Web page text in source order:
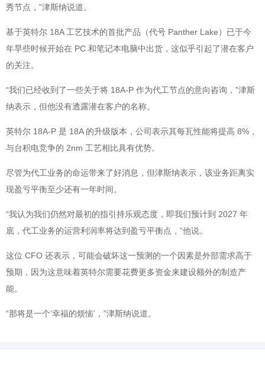
秀节点，”津斯纳说道。
基于英特尔 18A 工艺技术的首批产品（代号 Panther Lake）已于今
年早些时候开始在 PC 和笔记本电脑中出货，这似乎引起了潜在客户
的关注。
“我们已经收到了一些关于将 18A-P 作为代工节点的意向咨询，”津斯
纳表示，但他没有透露潜在客户的名称。
英特尔 18A-P 是 18A 的升级版本，公司表示其每瓦性能将提高 8%，
与台积电竞争的 2nm 工艺相比具有优势。
尽管为代工业务的命运带来了好消息，但津斯纳表示，该业务距离实
现盈亏平衡至少还有一年时间。
“我认为我们仍然对最初的指引持乐观态度，即我们预计到 2027 年
底，代工业务的运营利润率将达到盈亏平衡点，”他说。
这位 CFO 还表示，可能会破坏这一预测的一个因素是外部需求高于
预期，因为这意味着英特尔需要花费更多资金来建设额外的制造产
能。
“那将是一个‘幸福的烦恼’，”津斯纳说道。